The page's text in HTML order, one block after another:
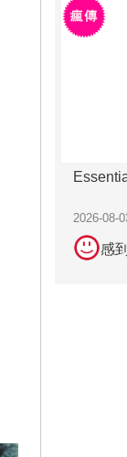
2026-08-
感